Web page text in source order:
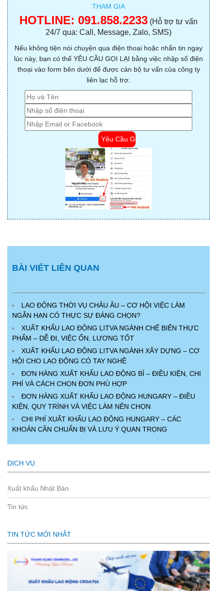
THAM GIA
HOTLINE: 091.858.2233 (Hỗ trợ tư vấn
24/7 qua: Call, Message, Zalo, SMS)
Nếu không tiện nói chuyện qua điện thoại hoặc nhắn tin ngay
lúc này, bạn có thể YÊU CẦU GỌI LẠI bằng việc nhập số điện
thoại vào form bên dưới để được cán bộ tư vấn của công ty
liên lạc hỗ trợ.
BÀI VIẾT LIÊN QUAN
LAO ĐỘNG THỜI VỤ CHÂU ÂU – CƠ HỘI VIỆC LÀM
NGẮN HẠN CÓ THỰC SỰ ĐÁNG CHỌN?
XUẤT KHẨU LAO ĐỘNG LITVA NGÀNH CHẾ BIẾN THỰC
PHẨM – DỄ ĐI, VIỆC ỔN, LƯƠNG TỐT
XUẤT KHẨU LAO ĐỘNG LITVA NGÀNH XÂY DỰNG – CƠ
HỘI CHO LAO ĐỘNG CÓ TAY NGHỀ
ĐƠN HÀNG XUẤT KHẨU LAO ĐỘNG BỈ – ĐIỀU KIỆN, CHI
PHÍ VÀ CÁCH CHỌN ĐƠN PHÙ HỢP
ĐƠN HÀNG XUẤT KHẨU LAO ĐỘNG HUNGARY – ĐIỀU
KIỆN, QUY TRÌNH VÀ VIỆC LÀM NÊN CHỌN
CHI PHÍ XUẤT KHẨU LAO ĐỘNG HUNGARY – CÁC
KHOẢN CẦN CHUẨN BỊ VÀ LƯU Ý QUAN TRỌNG
DỊCH VỤ
Xuất khẩu Nhật Bản
Tin tức
TIN TỨC MỚI NHẤT